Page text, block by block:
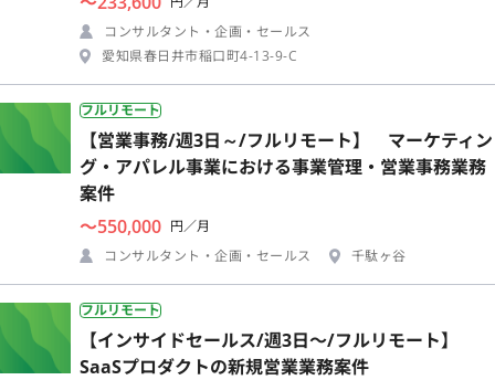
コンサルタント・企画・セールス
愛知県春日井市稲口町4-13-9-C
フルリモート
【営業事務/週3日～/フルリモート】 マーケティン
グ・アパレル事業における事業管理・営業事務業務
案件
〜550,000 円／月
コンサルタント・企画・セールス
千駄ヶ谷
フルリモート
【インサイドセールス/週3日〜/フルリモート】
SaaSプロダクトの新規営業業務案件